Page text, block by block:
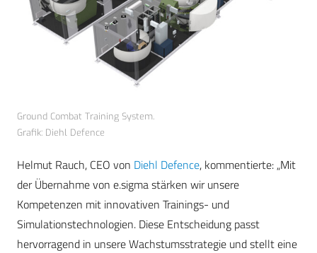
Ground Combat Training System.
Grafik: Diehl Defence
Helmut Rauch, CEO von Diehl Defence, kommentierte: „Mit
der Übernahme von e.sigma stärken wir unsere
Kompetenzen mit innovativen Trainings- und
Simulationstechnologien. Diese Entscheidung passt
hervorragend in unsere Wachstumsstrategie und stellt eine